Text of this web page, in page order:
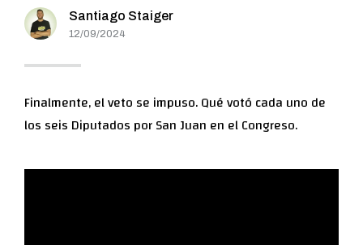
Santiago Staiger
12/09/2024
Finalmente, el veto se impuso. Qué votó cada uno de
los seis Diputados por San Juan en el Congreso.